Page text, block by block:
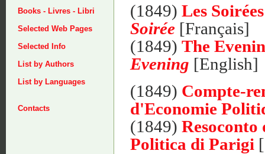
Books - Livres - Libri
Selected Web Pages
Selected Info
List by Authors
List by Languages
Contacts
(1849) Les
Soirée [Français]
(1849) The
Evening [English]
(1849) Compte-
d'Economie
(1849) Resoconto
Politica di Parigi